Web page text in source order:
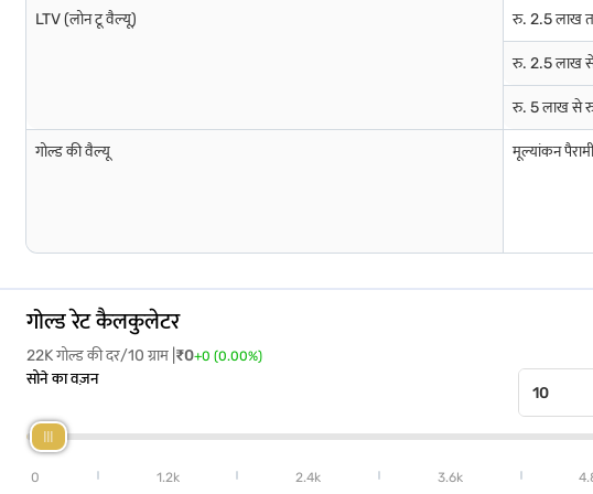
LTV (लोन टू वैल्यू) रु. 2.5 लाख
रु. 2.5 लाख
रु. 5 लाख से
गोल्ड की वैल्यू मूल्यांकन
गोल्ड रेट कैलकुलेटर
22K गोल्ड की दर/10 ग्राम | ₹0+0 (0.00%)
सोने का वज़न
0 1.2k 2.4k 3.6k